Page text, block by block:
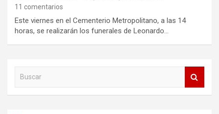
11 comentarios
Este viernes en el Cementerio Metropolitano, a las 14
horas, se realizarán los funerales de Leonardo…